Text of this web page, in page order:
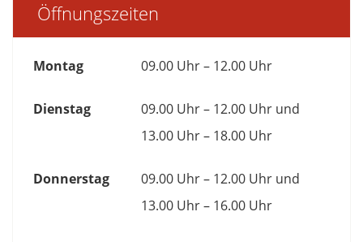
Öffnungszeiten
Montag 09.00 Uhr – 12.00 Uhr
Dienstag
09.00 Uhr – 12.00 Uhr und
13.00 Uhr – 18.00 Uhr
Donnerstag
09.00 Uhr – 12.00 Uhr und
13.00 Uhr – 16.00 Uhr